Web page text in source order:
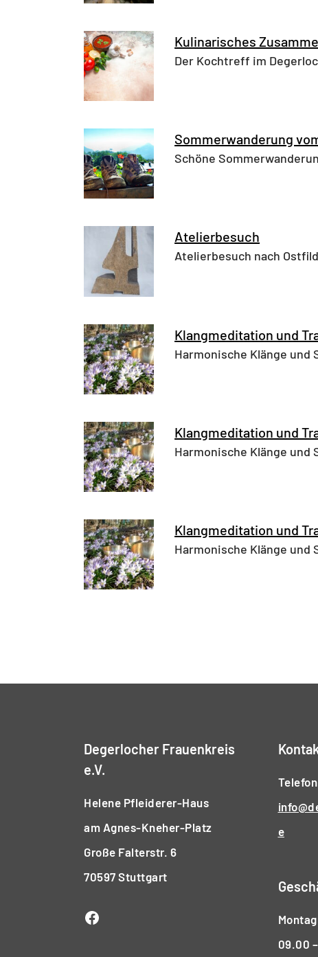
Kulinarisches
Der Kochtreff im
Sommerwanderung
Schöne
Atelierbesuch
Atelierbesuch nach
Klangmeditation und
Harmonische Klänge und
Klangmeditation und
Harmonische Klänge und
Klangmeditation und
Harmonische Klänge und
Degerlocher Frauenkreis
e.V.
Helene Pfleiderer-Haus
am Agnes-Kneher-Platz
Große Falterstr. 6
70597 Stuttgart
Facebook
Telefon
e
09.00